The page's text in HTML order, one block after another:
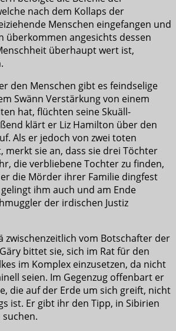
nach dem Kollaps der
Menschen eingefangen und
überkommen angesichts dessen
überhaupt wert ist,
den Menschen gibt es feindselige
Swänn Verstärkung von einem
hat, flüchten seine Skuäll-
klärt er Liz Hamilton über den
Als er jedoch von zwei toten
merkt sie an, dass sie drei Töchter
die verbliebene Tochter zu finden,
die Mörder ihrer Familie dingfest
ihm auch und am Ende
der irdischen Justiz
zwischenzeitlich vom Botschafter der
bittet sie, sich im Rat für den
im Komplex einzusetzen, da nicht
seien. Im Gegenzug offenbart er
die auf der Erde um sich greift, nicht
ist. Er gibt ihr den Tipp, in Sibirien